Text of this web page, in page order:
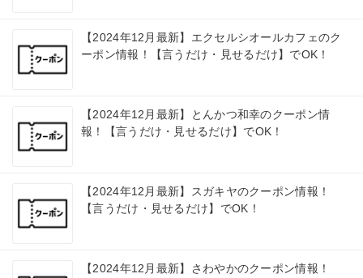
【2024年12月最新】エクセルシオールカフェのク
ーポン情報！【言うだけ・見せるだけ】でOK！
【2024年12月最新】とんかつ和幸のクーポン情
報！【言うだけ・見せるだけ】でOK！
【2024年12月最新】スガキヤのクーポン情報！
【言うだけ・見せるだけ】でOK！
【2024年12月最新】さわやかのクーポン情報！